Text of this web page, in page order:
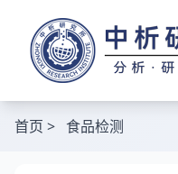
首页 > 食品检测